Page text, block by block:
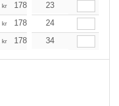
kr 178.07 169.15
23
kr 178.07 169.15
24
kr 178.07 169.15
34